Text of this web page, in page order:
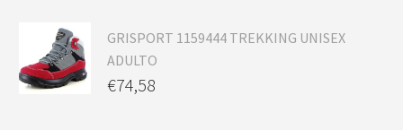
GRISPORT 1159444 TREKKING UNISEX
ADULTO
€74,58